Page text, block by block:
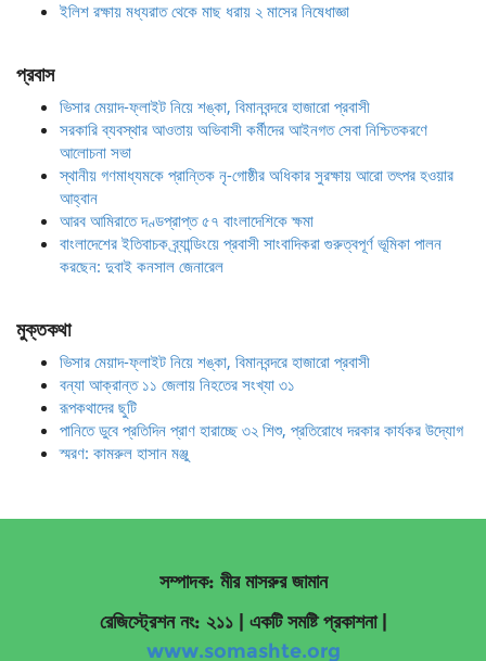
ইলিশ রক্ষায় মধ্যরাত থেকে মাছ ধরায় ২ মাসের নিষেধাজ্ঞা
প্রবাস
ভিসার মেয়াদ-ফ্লাইট নিয়ে শঙ্কা, বিমানবন্দরে হাজারো প্রবাসী
সরকারি ব্যবস্থার আওতায় অভিবাসী কর্মীদের আইনগত সেবা নিশ্চিতকরণে
আলোচনা সভা
স্থানীয় গণমাধ্যমকে প্রান্তিক নৃ-গোষ্ঠীর অধিকার সুরক্ষায় আরো তৎপর হওয়ার
আহ্বান
আরব আমিরাতে দণ্ডপ্রাপ্ত ৫৭ বাংলাদেশিকে ক্ষমা
বাংলাদেশের ইতিবাচক ব্র্যান্ডিংয়ে প্রবাসী সাংবাদিকরা গুরুত্বপূর্ণ ভূমিকা পালন
করছেন: দুবাই কনসাল জেনারেল
মুক্তকথা
ভিসার মেয়াদ-ফ্লাইট নিয়ে শঙ্কা, বিমানবন্দরে হাজারো প্রবাসী
বন্যা আক্রান্ত ১১ জেলায় নিহতের সংখ্যা ৩১
রূপকথাদের ছুটি
পানিতে ডুবে প্রতিদিন প্রাণ হারাচ্ছে ৩২ শিশু, প্রতিরোধে দরকার কার্যকর উদ্যোগ
স্মরণ: কামরুল হাসান মঞ্জু
সম্পাদক: মীর মাসরুর জামান
রেজিস্ট্রেশন নং: ২১১ | একটি সমষ্টি প্রকাশনা
www.somashte.org